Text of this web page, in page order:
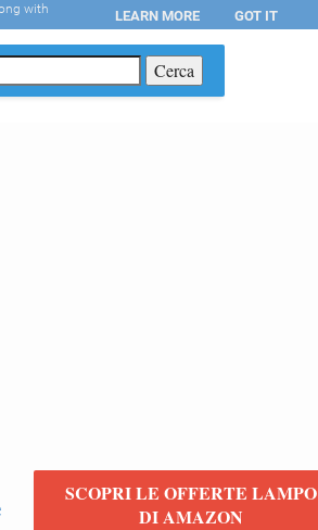
SCOPRI LE OFFERTE LAMPO
DI AMAZON
with LEARN MORE GOT IT